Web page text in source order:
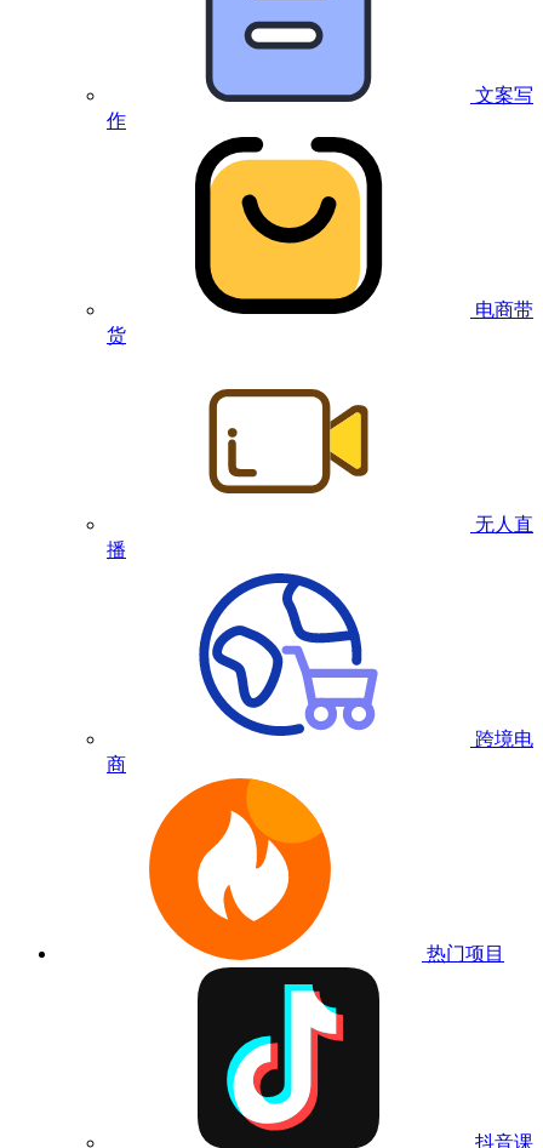
文案写
作
电商带
货
无人直
播
跨境电
商
热门项目
抖音课